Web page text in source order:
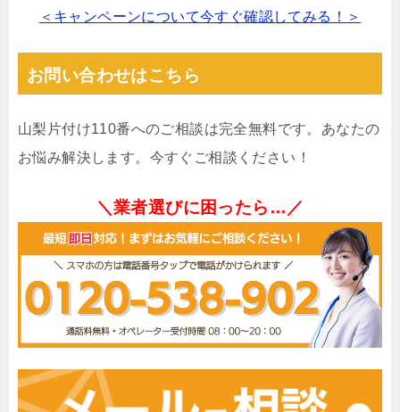
＜キャンペーンについて今すぐ確認してみる！＞
お問い合わせはこちら
山梨片付け110番へのご相談は完全無料です。あなたの
お悩み解決します。今すぐご相談ください！
＼業者選びに困ったら…／